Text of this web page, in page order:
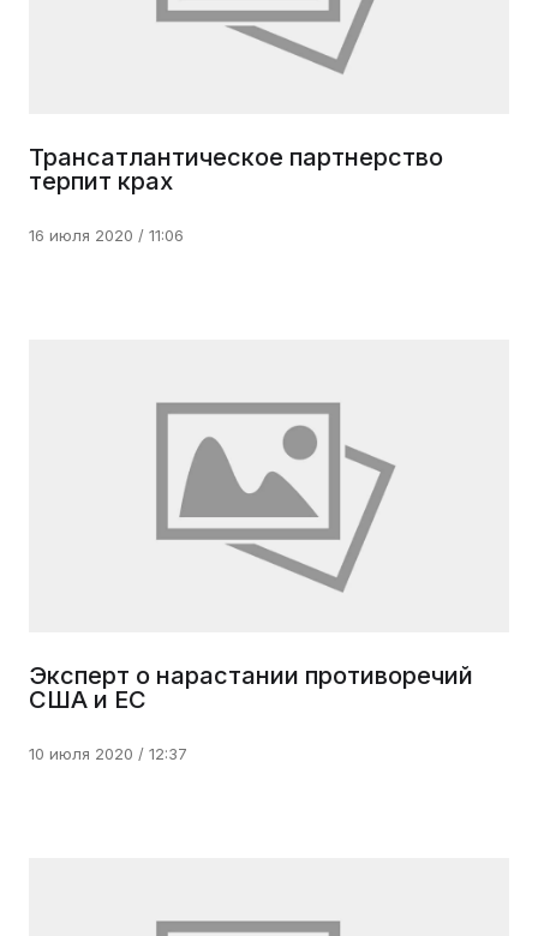
Трансатлантическое партнерство
терпит крах
16 июля 2020 / 11:06
Эксперт о нарастании противоречий
США и ЕС
10 июля 2020 / 12:37